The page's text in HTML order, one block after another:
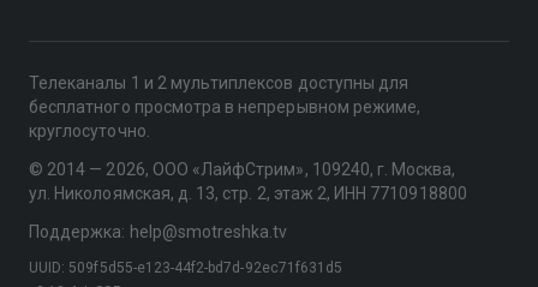
Телеканалы 1 и 2 мультиплексов доступны для
бесплатного просмотра в непрерывном режиме,
круглосуточно.
© 2014 — 2026, ООО «ЛайфСтрим», 109240, г. Москва,
ул. Николоямская, д. 13, стр. 2, этаж 2, ИНН 7710918800
Поддержка: help@smotreshka.tv
UUID: 509f5d55-e123-44f2-bd7d-92ec71f631d5